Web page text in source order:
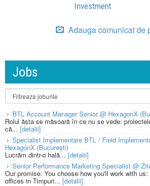
Investment
Adauga comunicat de
Jobs
BTL Account Manager Senior @ HexagonX
Rolul ăsta se măsoară în ce nu se vede:
că... [detalii]
Specialist Implementare BTL / Field
HexagonX (București)
Lucrăm dintr-o hală...[detalii]
Senior Performance Marketing Specialist @
Our promise: You choose how you'll work with
offices in Timpuri... [detalii]